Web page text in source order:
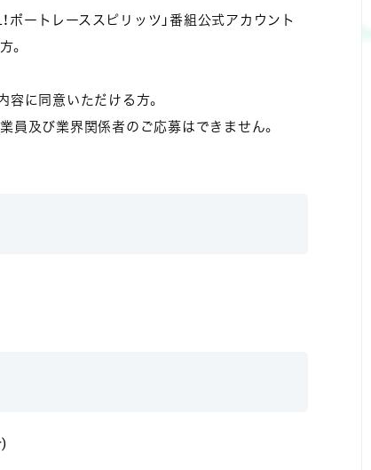
ボートレーススピリッツ」番組公式アカウント
。
容に同意いただける方。
員及び業界関係者のご応募はできません。